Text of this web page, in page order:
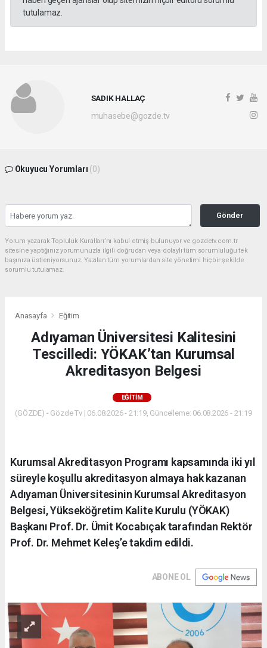
tutulamaz.
SADIK HALLAÇ
muhasebe@gozde.tv
Okuyucu Yorumları (0)
Gönder
Yorum yazarak Topluluk Kuralları’nı kabul etmiş bulunuyor ve gozdetv.com.tr
sitesine yaptığınız yorumunuzla ilgili doğrudan veya dolaylı tüm sorumluluğu tek
başınıza üstleniyorsunuz. Yazılan tüm yorumlardan site yönetimi hiçbir şekilde
sorumlu tutulamaz.
Anasayfa Eğitim
Adıyaman Üniversitesi Kalitesini
Tescilledi: YÖKAK’tan Kurumsal
Akreditasyon Belgesi
EĞITIM
(GÖZDE) - Gözde Tv | 06.08.2026 - 21:19, Güncelleme: 06.08.2026 - 21:19
Kurumsal Akreditasyon Programı kapsamında iki yıl
süreyle koşullu akreditasyon almaya hak kazanan
Adıyaman Üniversitesinin Kurumsal Akreditasyon
Belgesi, Yükseköğretim Kalite Kurulu (YÖKAK)
Başkanı Prof. Dr. Ümit Kocabıçak tarafından Rektör
Prof. Dr. Mehmet Keleş’e takdim edildi.
ABONE OL